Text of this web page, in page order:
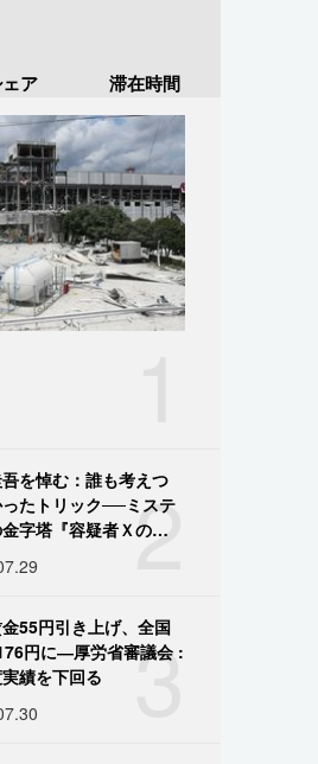
ア 滞在時間
2
を悼む：誰も考えつ
たトリック──ミステ
金字塔『容疑者Ｘの献
3
55円引き上げ、全国
円に―厚労省審議会 :
績を下回る